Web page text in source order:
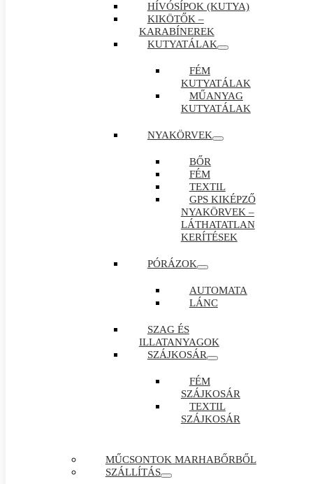
HÍVÓSÍPOK (KUTYA)
KIKÖTŐK –
KARABÍNEREK
KUTYATÁLAK
FÉM
KUTYATÁLAK
MŰANYAG
KUTYATÁLAK
NYAKÖRVEK
BŐR
FÉM
TEXTIL
GPS KIKÉPZŐ
NYAKÖRVEK –
LÁTHATATLAN
KERÍTÉSEK
PÓRÁZOK
AUTOMATA
LÁNC
SZAG ÉS
ILLATANYAGOK
SZÁJKOSÁR
FÉM
SZÁJKOSÁR
TEXTIL
SZÁJKOSÁR
MŰCSONTOK MARHABŐRBŐL
SZÁLLÍTÁS